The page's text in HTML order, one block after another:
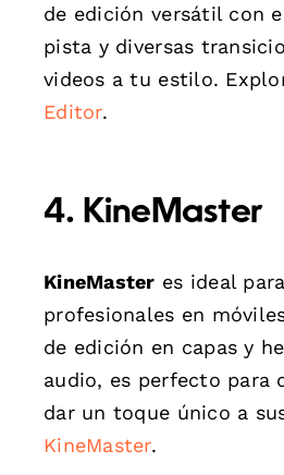
de edición versátil con
pista y diversas
videos a tu estilo.
Editor.
4. KineMaster
KineMaster es ideal
profesionales en
de edición en capas y
audio, es perfecto para
dar un toque único a
KineMaster.